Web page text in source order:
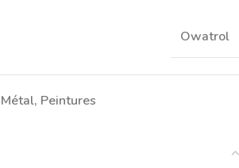
Owatrol
, Peintures